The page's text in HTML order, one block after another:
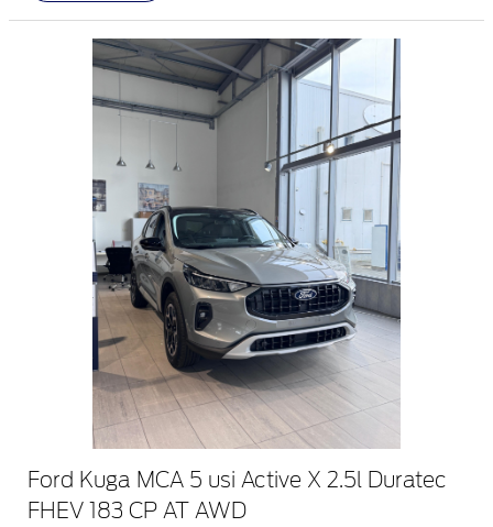
Ford Kuga MCA 5 usi Active X 2.5l Duratec
FHEV 183 CP AT AWD